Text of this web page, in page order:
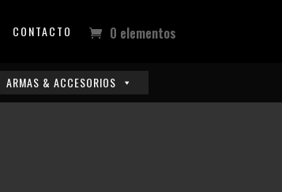
CONTACTO 0 elementos
ARMAS & ACCESORIOS